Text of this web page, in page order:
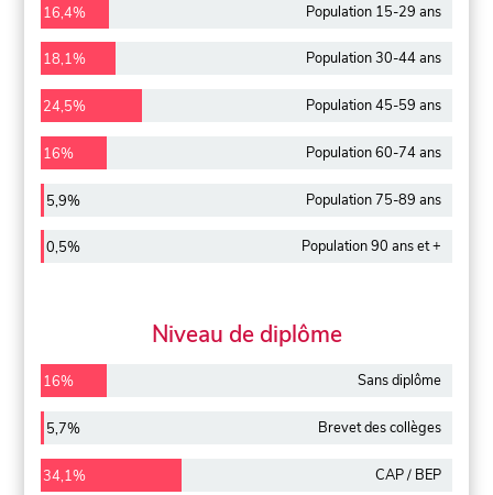
16,4% Population 15-29 ans
18,1% Population 30-44 ans
24,5% Population 45-59 ans
16% Population 60-74 ans
5,9% Population 75-89 ans
0,5% Population 90 ans et +
Niveau de diplôme
16% Sans diplôme
5,7% Brevet des collèges
34,1% CAP / BEP